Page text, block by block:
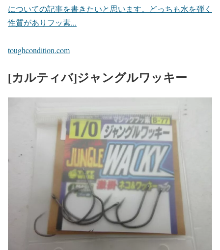
についての記事を書きたいと思います。どっちも水を弾く
性質がありフッ素...
toughcondition.com
[カルティバ]ジャングルワッキー